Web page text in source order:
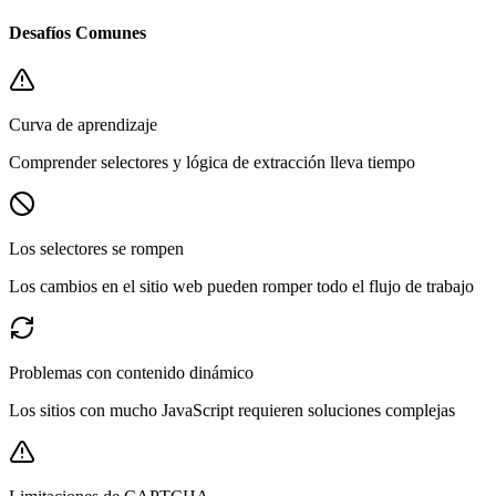
Desafíos Comunes
Curva de aprendizaje
Comprender selectores y lógica de extracción lleva tiempo
Los selectores se rompen
Los cambios en el sitio web pueden romper todo el flujo de trabajo
Problemas con contenido dinámico
Los sitios con mucho JavaScript requieren soluciones complejas